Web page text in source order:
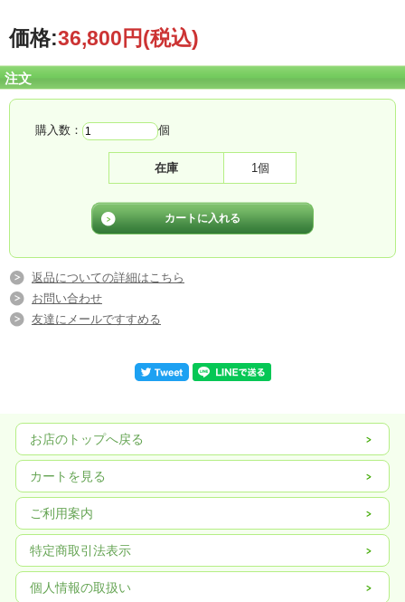
価格:36,800円(税込)
注文
購入数： 個
在庫 1個
返品についての詳細はこちら
お問い合わせ
友達にメールですすめる
お店のトップへ戻る
カートを見る
ご利用案内
特定商取引法表示
個人情報の取扱い